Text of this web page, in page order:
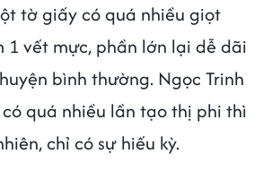
tờ giấy có quá nhiều giọt
1 vết mực, phần lớn lại dễ dãi
bình thường. Ngọc Trinh
quá nhiều lần tạo thị phi thì
chỉ có sự hiếu kỳ.